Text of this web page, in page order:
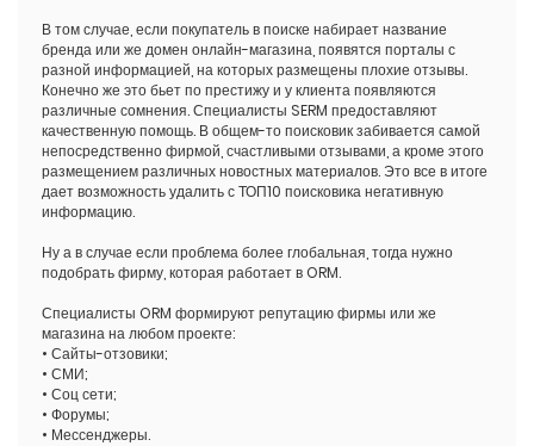
В том случае, если покупатель в поиске набирает название
бренда или же домен онлайн-магазина, появятся порталы с
разной информацией, на которых размещены плохие отзывы.
Конечно же это бьет по престижу и у клиента появляются
различные сомнения. Специалисты SERM предоставляют
качественную помощь. В общем-то поисковик забивается самой
непосредственно фирмой, счастливыми отзывами, а кроме этого
размещением различных новостных материалов. Это все в итоге
дает возможность удалить с ТОП10 поисковика негативную
информацию.
Ну а в случае если проблема более глобальная, тогда нужно
подобрать фирму, которая работает в ORM.
Специалисты ORM формируют репутацию фирмы или же
магазина на любом проекте:
• Сайты-отзовики;
• СМИ;
• Соц сети;
• Форумы;
• Мессенджеры.